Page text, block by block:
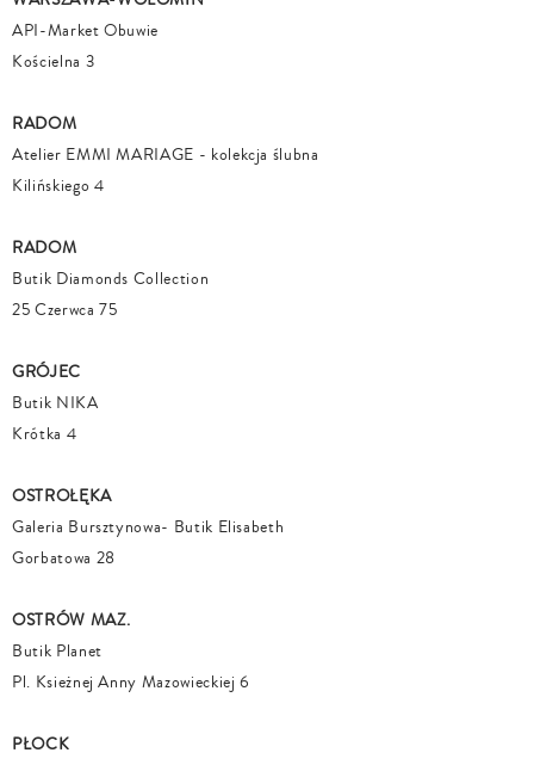
API-Market Obuwie
Kościelna 3
RADOM
Atelier EMMI MARIAGE - kolekcja ślubna
Kilińskiego 4
RADOM
Butik Diamonds Collection
25 Czerwca 75
GRÓJEC
Butik NIKA
Krótka 4
OSTROŁĘKA
Galeria Bursztynowa- Butik Elisabeth
Gorbatowa 28
OSTRÓW MAZ.
Butik Planet
Pl. Ksieżnej Anny Mazowieckiej 6
PŁOCK